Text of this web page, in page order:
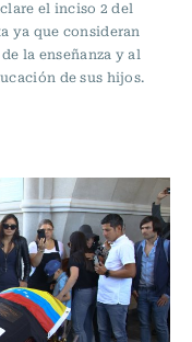
el inciso 2 del
ya que consideran
la enseñanza y al
de sus hijos.